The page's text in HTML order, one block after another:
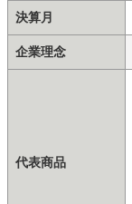
決算月
企業理念
代表商品